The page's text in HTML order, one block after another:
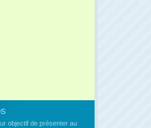
objectif de présenter au